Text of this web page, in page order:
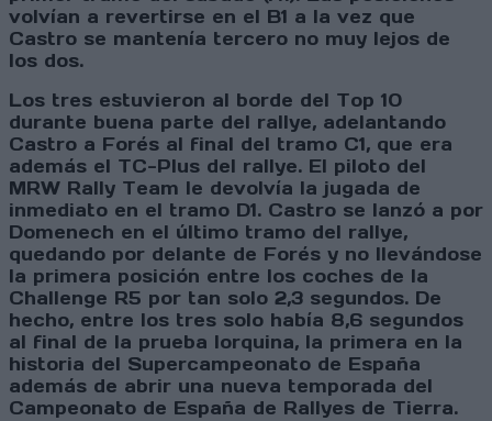
volvían a revertirse en el B1 a la vez que
Castro se mantenía tercero no muy lejos de
los dos.
Los tres estuvieron al borde del Top 10
durante buena parte del rallye, adelantando
Castro a Forés al final del tramo C1, que era
además el TC-Plus del rallye. El piloto del
MRW Rally Team le devolvía la jugada de
inmediato en el tramo D1. Castro se lanzó a por
Domenech en el último tramo del rallye,
quedando por delante de Forés y no llevándose
la primera posición entre los coches de la
Challenge R5 por tan solo 2,3 segundos. De
hecho, entre los tres solo había 8,6 segundos
al final de la prueba lorquina, la primera en la
historia del Supercampeonato de España
además de abrir una nueva temporada del
Campeonato de España de Rallyes de Tierra.